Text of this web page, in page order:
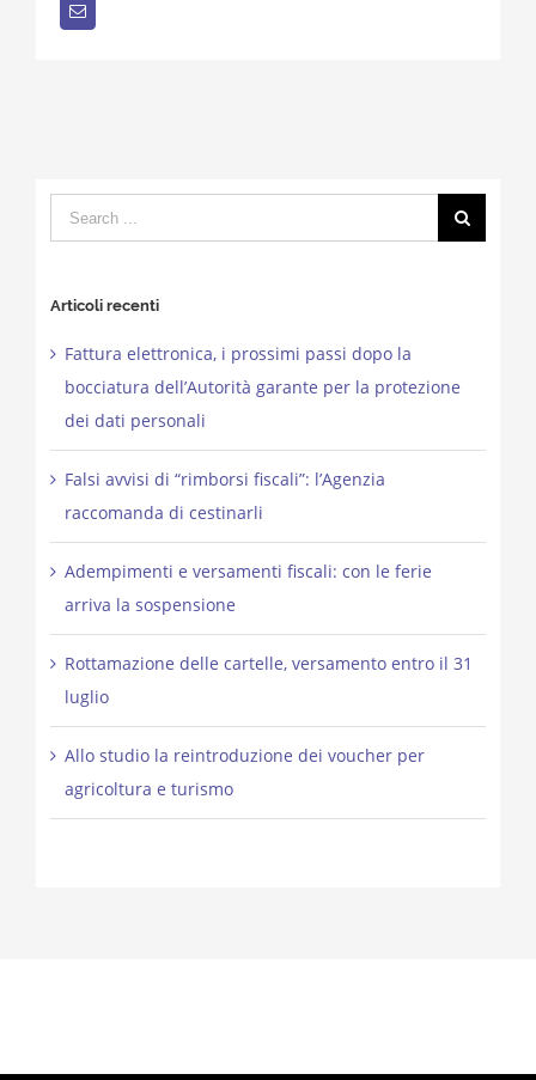
Email
Search
for:
Articoli recenti
Fattura elettronica, i prossimi passi dopo la
bocciatura dell’Autorità garante per la protezione
dei dati personali
Falsi avvisi di “rimborsi fiscali”: l’Agenzia
raccomanda di cestinarli
Adempimenti e versamenti fiscali: con le ferie
arriva la sospensione
Rottamazione delle cartelle, versamento entro il 31
luglio
Allo studio la reintroduzione dei voucher per
agricoltura e turismo